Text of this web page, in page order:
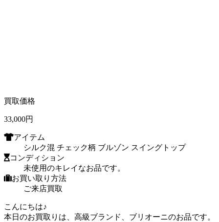
買取価格
33,000円
アイテム
シルク混 チェック柄 ブルゾン スイングトップ
コンディション
未使用のキレイなお品です。
お買い取り方法
ご来店買取
こんにちは♪
本日のお買取りは、高級ブランド、ブリオーニのお品です。